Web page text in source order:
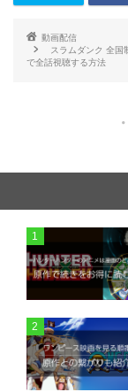
動画配信
スラムダンク 全国
で全話視聴する方法
1
2